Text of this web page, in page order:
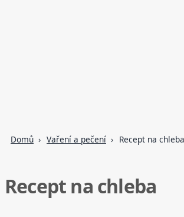
Domů Vaření a pečení Recept na chleba
Recept na chleba